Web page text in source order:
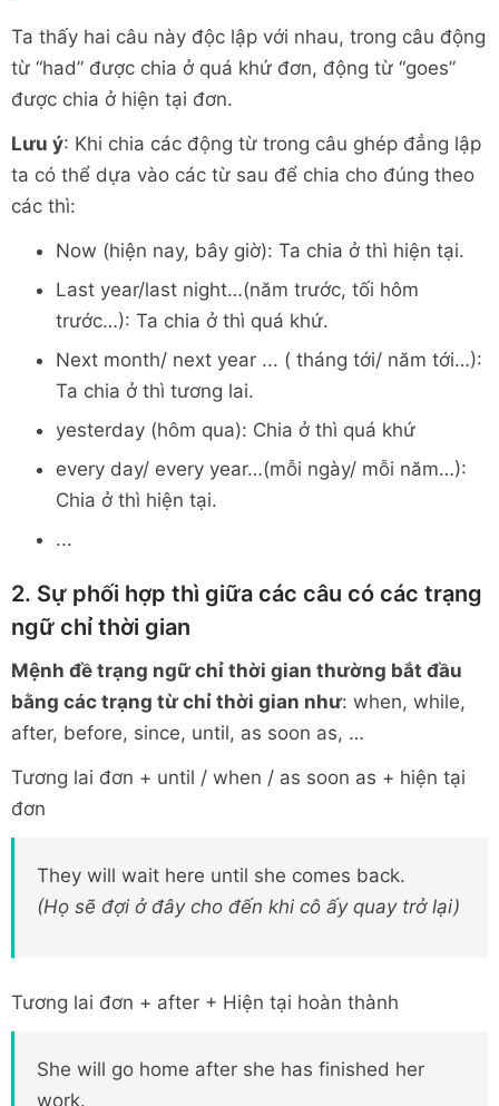
Ta thấy hai câu này độc lập với nhau, trong câu động
từ “had” được chia ở quá khứ đơn, động từ “goes”
được chia ở hiện tại đơn.
Lưu ý: Khi chia các động từ trong câu ghép đẳng lập
ta có thể dựa vào các từ sau để chia cho đúng theo
các thì:
Now (hiện nay, bây giờ): Ta chia ở thì hiện tại.
Last year/last night…(năm trước, tối hôm
trước…): Ta chia ở thì quá khứ.
Next month/ next year ... ( tháng tới/ năm tới…):
Ta chia ở thì tương lai.
yesterday (hôm qua): Chia ở thì quá khứ
every day/ every year…(mỗi ngày/ mỗi năm…):
Chia ở thì hiện tại.
...
2. Sự phối hợp thì giữa các câu có các trạng
ngữ chỉ thời gian
Mệnh đề trạng ngữ chỉ thời gian thường bắt đầu
bằng các trạng từ chỉ thời gian như: when, while,
after, before, since, until, as soon as, …
Tương lai đơn + until / when / as soon as + hiện tại
đơn
They will wait here until she comes back.
(Họ sẽ đợi ở đây cho đến khi cô ấy quay trở lại)
Tương lai đơn + after + Hiện tại hoàn thành
She will go home after she has finished her
work.